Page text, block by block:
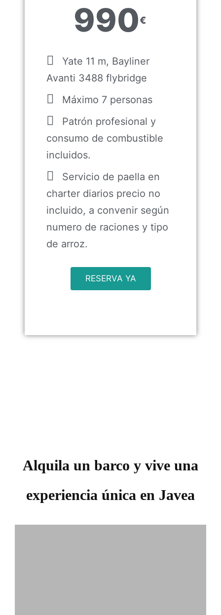
990€
Yate 11 m, Bayliner
Avanti 3488 flybridge
Máximo 7 personas
Patrón profesional y
consumo de combustible
incluidos.
Servicio de paella en
charter diarios precio no
incluido, a convenir según
numero de raciones y tipo
de arroz.
RESERVA YA
Alquila un barco y vive una
experiencia única en Javea